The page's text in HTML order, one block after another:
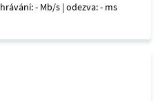
- Mb/s | odezva: - ms